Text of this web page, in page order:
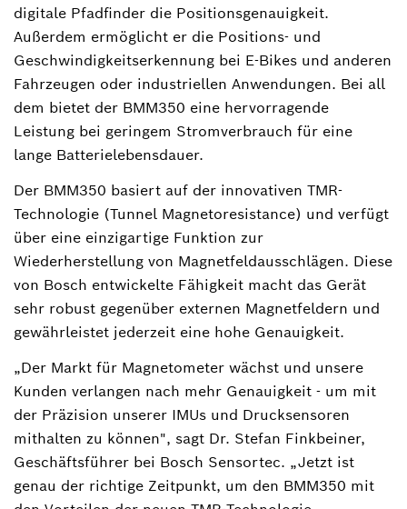
digitale Pfadfinder die Positionsgenauigkeit.
Außerdem ermöglicht er die Positions- und
Geschwindigkeitserkennung bei E-Bikes und anderen
Fahrzeugen oder industriellen Anwendungen. Bei all
dem bietet der BMM350 eine hervorragende
Leistung bei geringem Stromverbrauch für eine
lange Batterielebensdauer.
Der BMM350 basiert auf der innovativen TMR-
Technologie (Tunnel Magnetoresistance) und verfügt
über eine einzigartige Funktion zur
Wiederherstellung von Magnetfeldausschlägen. Diese
von Bosch entwickelte Fähigkeit macht das Gerät
sehr robust gegenüber externen Magnetfeldern und
gewährleistet jederzeit eine hohe Genauigkeit.
„Der Markt für Magnetometer wächst und unsere
Kunden verlangen nach mehr Genauigkeit - um mit
der Präzision unserer IMUs und Drucksensoren
mithalten zu können", sagt Dr. Stefan Finkbeiner,
Geschäftsführer bei Bosch Sensortec. „Jetzt ist
genau der richtige Zeitpunkt, um den BMM350 mit